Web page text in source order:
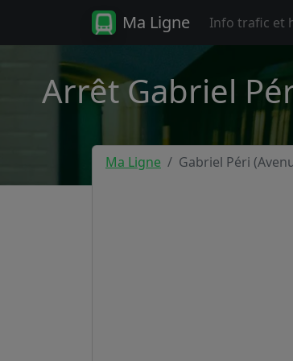
Ma Ligne Info trafic et
Arrêt Gabriel
Ma Ligne Gabriel Péri